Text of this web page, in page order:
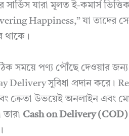
যারা মূলত ই-কমার্স
Happiness,” যা তাদের
থাকে।
সময়ে পণ্য পৌঁছে দেওয়ার
সুবিধা প্রদান করে।
এবং ক্রেতা উভয়েই অনলাইন এবং
Cash on Delivery (COD)